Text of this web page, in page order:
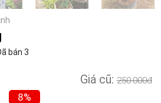
bán 3
Giá cũ: 250.000đ
8%